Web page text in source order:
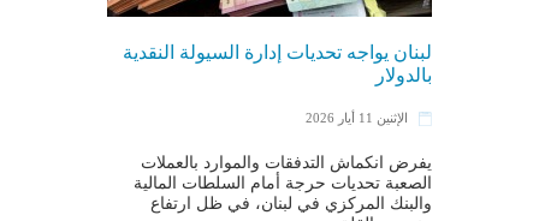
لبنان يواجه تحديات إدارة السيولة النقدية
بالدولار
الإثنين 11 أيار 2026
يفرض انكماش التدفقات والموارد بالعملات
الصعبة تحديات حرجة أمام السلطات المالية
والبنك المركزي في لبنان، في ظل ارتفاع